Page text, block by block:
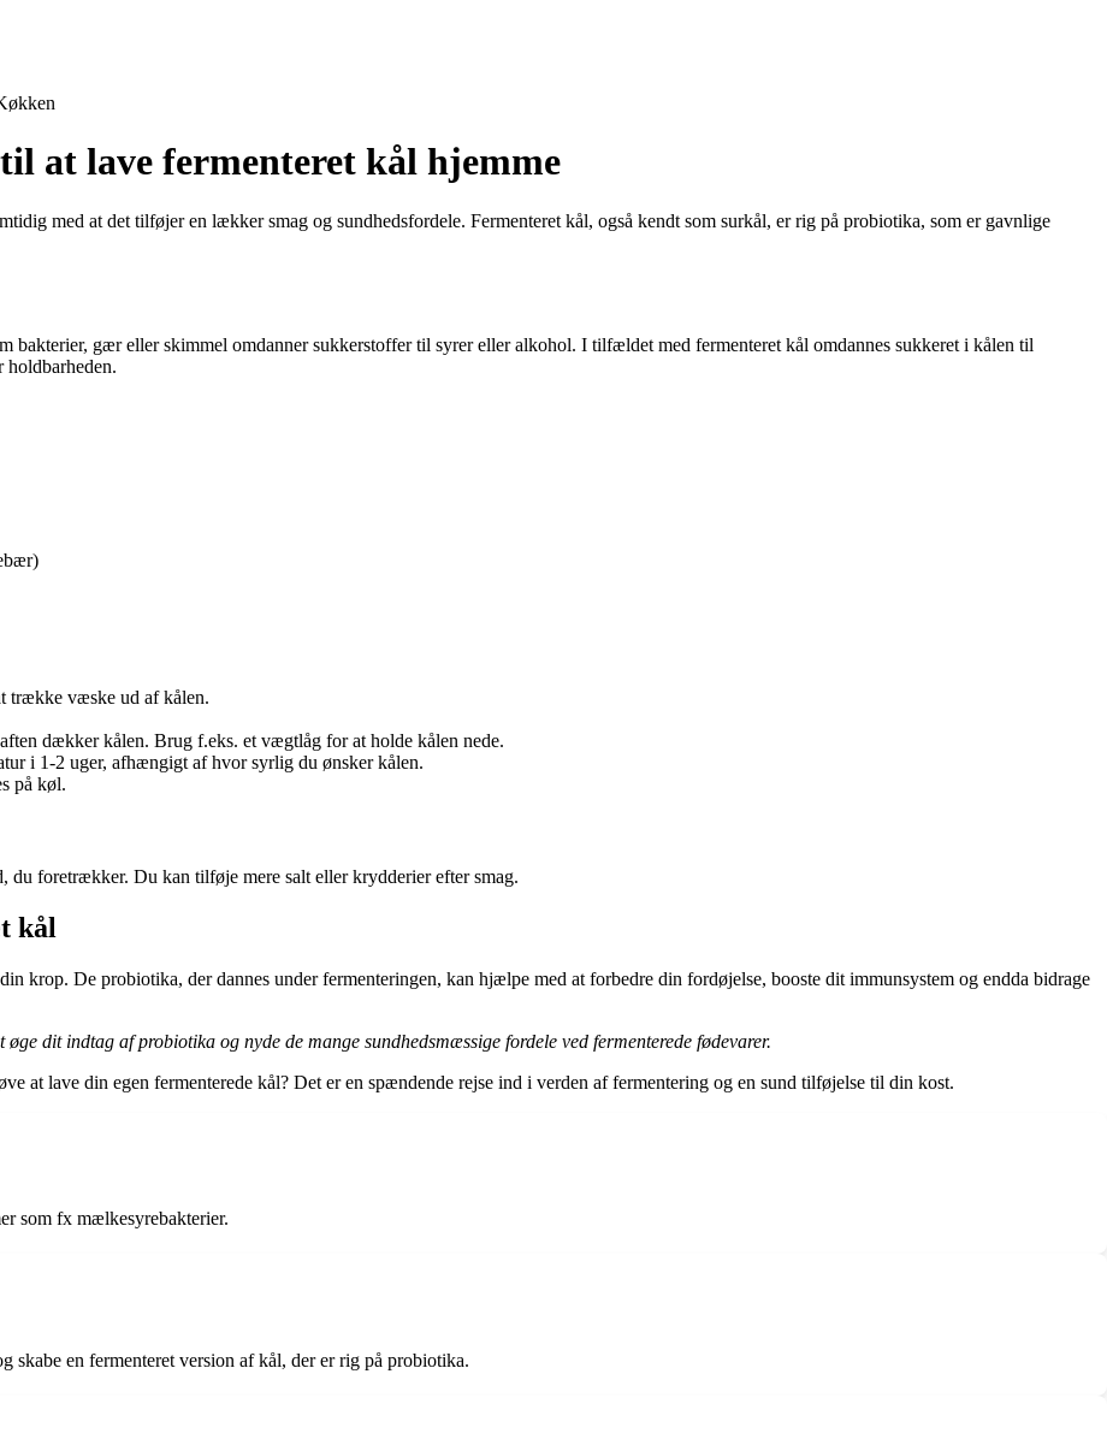
at lave fermenteret kål hjemme
med at det tilføjer en lækker smag og sundhedsfordele. Fermenteret kål, også kendt som surkål, er rig på probiotika, som er gavnlige
bakterier, gær eller skimmel omdanner sukkerstoffer til syrer eller alkohol. I tilfældet med fermenteret kål omdannes sukkeret i kålen til
holdbarheden.
trække væske ud af kålen.
dækker kålen. Brug f.eks. et vægtlåg for at holde kålen nede.
i 1-2 uger, afhængigt af hvor syrlig du ønsker kålen.
på køl.
du foretrækker. Du kan tilføje mere salt eller krydderier efter smag.
kål
krop. De probiotika, der dannes under fermenteringen, kan hjælpe med at forbedre din fordøjelse, booste dit immunsystem og endda bidrage
dit indtag af probiotika og nyde de mange sundhedsmæssige fordele ved fermenterede fødevarer.
at lave din egen fermenterede kål? Det er en spændende rejse ind i verden af fermentering og en sund tilføjelse til din kost.
som fx mælkesyrebakterier.
skabe en fermenteret version af kål, der er rig på probiotika.